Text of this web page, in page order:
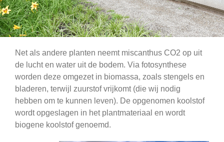
Net als andere planten neemt miscanthus CO2 op uit
de lucht en water uit de bodem. Via fotosynthese
worden deze omgezet in biomassa, zoals stengels en
bladeren, terwijl zuurstof vrijkomt (die wij nodig
hebben om te kunnen leven). De opgenomen koolstof
wordt opgeslagen in het plantmateriaal en wordt
biogene koolstof genoemd.